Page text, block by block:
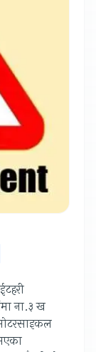
ना.३ ख